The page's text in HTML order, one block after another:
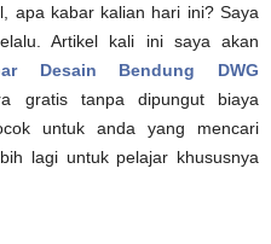
apa kabar kalian hari ini? Saya
Artikel kali ini saya akan
Desain Bendung DWG
gratis tanpa dipungut biaya
untuk anda yang mencari
lagi untuk pelajar khususnya